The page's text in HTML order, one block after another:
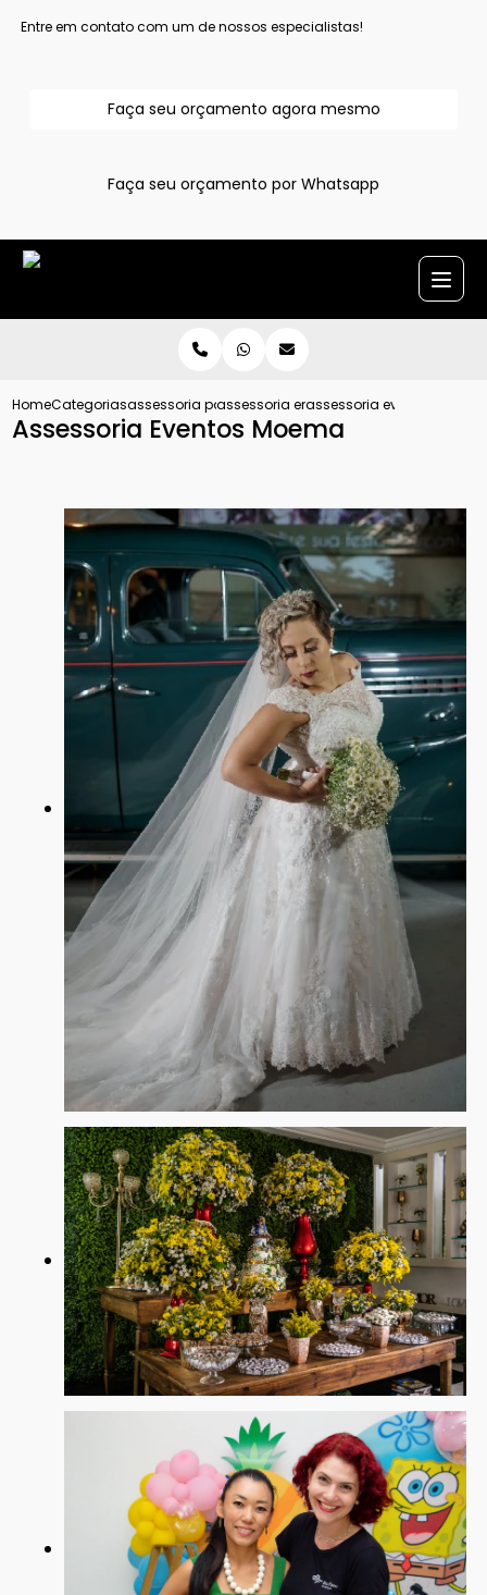
Entre em contato com um de nossos especialistas!
Faça seu orçamento agora mesmo
Faça seu orçamento por Whatsapp
HomeCategoriasassessoria para eventoassessoria em eventos sociais
assessoria eventos
Assessoria Eventos Moema